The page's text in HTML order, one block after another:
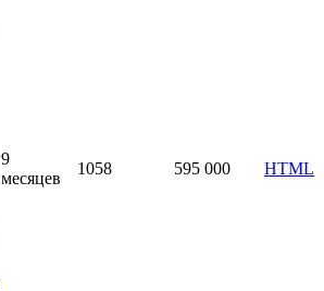
9
месяцев
1058 595 000 HTML